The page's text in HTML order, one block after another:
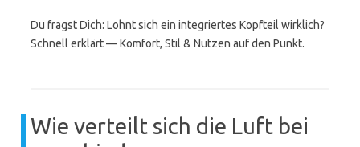
Du fragst Dich: Lohnt sich ein integriertes Kopfteil wirklich?
Schnell erklärt — Komfort, Stil & Nutzen auf den Punkt.
Wie verteilt sich die Luft bei